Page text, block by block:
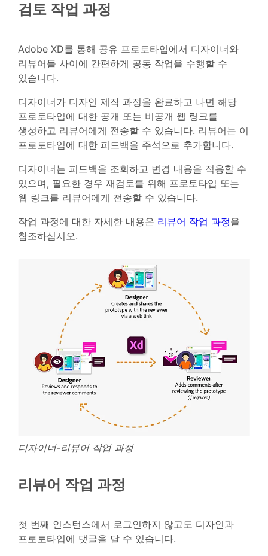
검토 작업 과정
Adobe XD를 통해 공유 프로토타입에서 디자이너와
리뷰어들 사이에 간편하게 공동 작업을 수행할 수
있습니다.
디자이너가 디자인 제작 과정을 완료하고 나면 해당
프로토타입에 대한 공개 또는 비공개 웹 링크를
생성하고 리뷰어에게 전송할 수 있습니다. 리뷰어는 이
프로토타입에 대한 피드백을 주석으로 추가합니다.
디자이너는 피드백을 조회하고 변경 내용을 적용할 수
있으며, 필요한 경우 재검토를 위해 프로토타입 또는
웹 링크를 리뷰어에게 전송할 수 있습니다.
작업 과정에 대한 자세한 내용은 리뷰어 작업 과정을
참조하십시오.
디자이너-리뷰어 작업 과정
리뷰어 작업 과정
첫 번째 인스턴스에서 로그인하지 않고도 디자인과
프로토타입에 댓글을 달 수 있습니다.